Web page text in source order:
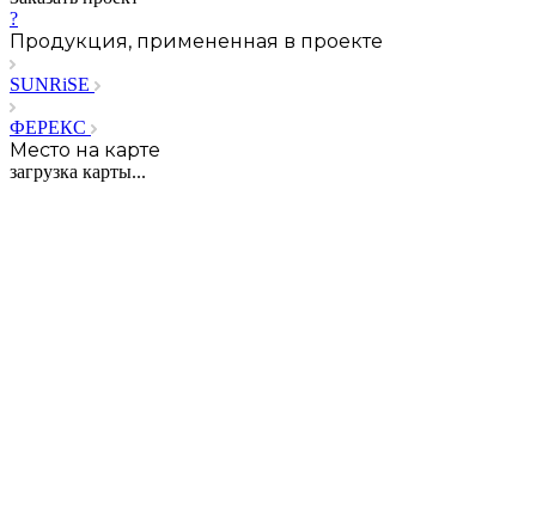
?
Продукция, примененная в проекте
SUNRiSE
ФЕРЕКС
Место на карте
загрузка карты...